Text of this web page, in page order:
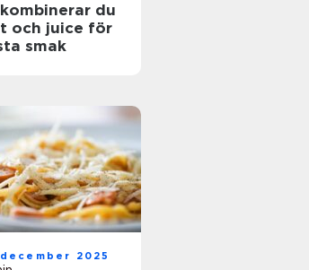
du
och juice för
smak
2025